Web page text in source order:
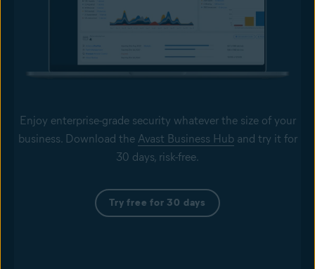
Enjoy enterprise-grade security whatever the size of your
business. Download the Avast Business Huband try it for
30 days, risk-free.
Try free for 30 days